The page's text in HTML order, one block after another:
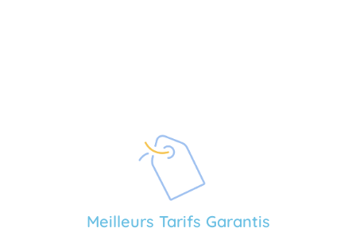
Meilleurs Tarifs Garantis